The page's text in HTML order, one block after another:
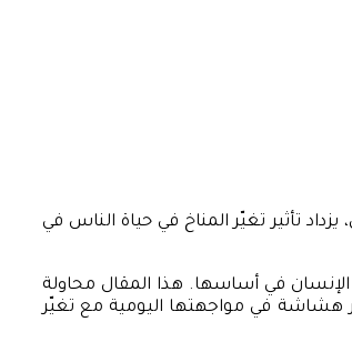
تأثير تغيّر المناخ في حياة الناس في
الإنسان في أساسها. هذا المقال محاولة
هشاشة في مواجهتها اليومية مع تغيّر